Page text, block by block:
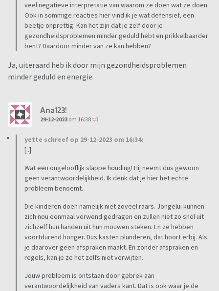
veel negatieve interpretatie van waarom ze doen wat ze doen.
Ook in sommige reacties hier vind ik je wat defensief, een
beetje onprettig. Kan het zijn dat je zelf door je
gezondheidsproblemen minder geduld hebt en prikkelbaarder
bent? Daardoor minder van ze kan hebben?
Ja, uiteraard heb ik door mijn gezondheidsproblemen
minder geduld en energie.
Ana123!
29-12-2023 om 16:38
yette schreef op 29-12-2023 om 16:34:
[..]
Wat een ongelooflijk slappe houding! Hij neemt dus gewoon
geen verantwoordelijkheid. Ik denk dat je hier het echte
probleem benoemt.
Die kinderen doen namelijk niet zoveel raars. Jongelui kunnen
zich nou eenmaal verwend gedragen en zullen niet zo snel uit
zichzelf hun handen uit hun mouwen steken. En ze hebben
voortdurend honger. Dus kasten plunderen, dat hoort erbij. Als
je daarover geen afspraken maakt. En zonder afspraken en
regels, kan je ze het zelfs niet verwijten.
Jouw probleem is ontstaan door gebrek aan
verantwoordelijkheid van vaders kant. Dat is ook waar je de